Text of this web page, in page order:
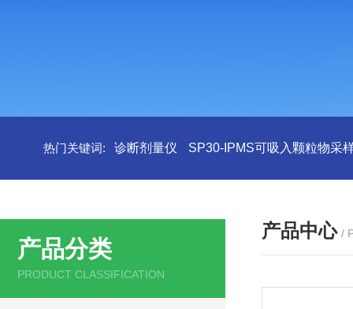
热门关键词: 诊断剂量仪 SP30-IPMS可吸入颗粒物采
产品分类
PRODUCT CLASSIFICATION
产品中心 /